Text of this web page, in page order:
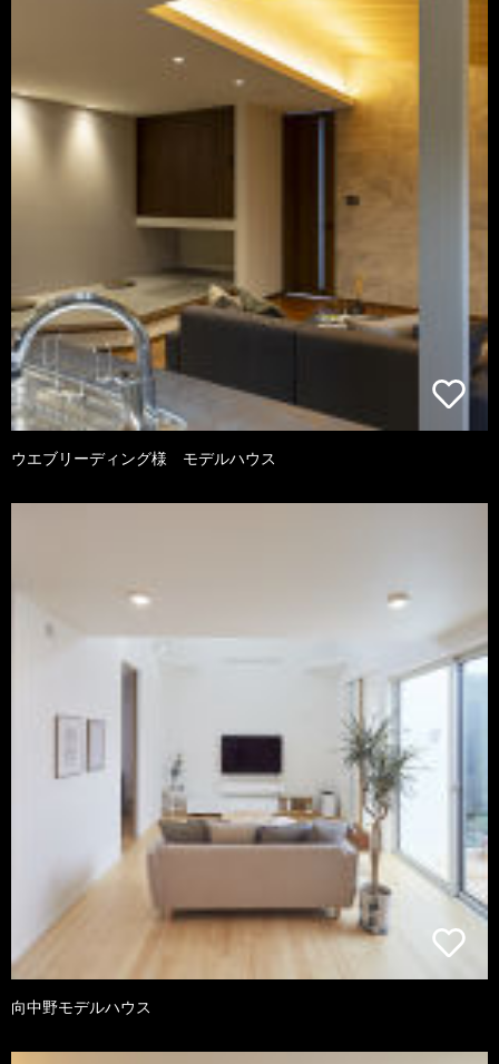
ウエブリーディング様 モデルハウス
向中野モデルハウス